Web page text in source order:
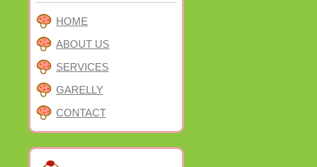
HOME
ABOUT US
SERVICES
GARELLY
CONTACT